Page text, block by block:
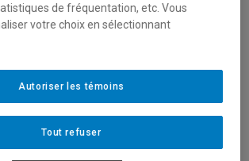
de fréquentation, etc. Vous
votre choix en sélectionnant
Tout refuser
Autoriser les témoins